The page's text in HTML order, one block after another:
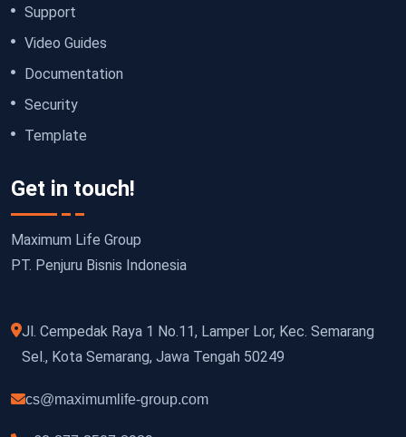
Support
Video Guides
Documentation
Security
Template
Get in touch!
Maximum Life Group
PT. Penjuru Bisnis Indonesia
Jl. Cempedak Raya 1 No.11, Lamper Lor, Kec. Semarang
Sel., Kota Semarang, Jawa Tengah 50249
cs@maximumlife-group.com